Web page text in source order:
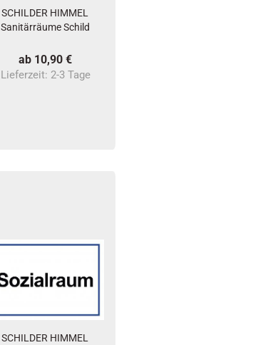
SCHILDER HIMMEL
Sanitärräume Schild
ab 10,90 €
Lieferzeit: 2-3 Tage
SCHILDER HIMMEL